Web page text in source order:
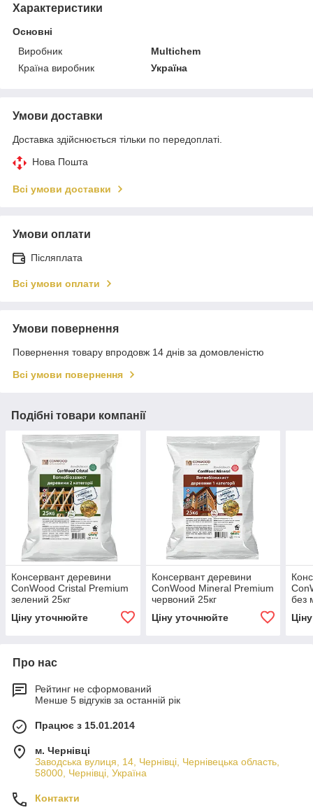
Характеристики
Основні
Виробник
Multichem
Країна виробник
Україна
Умови доставки
Доставка здійснюється тільки по передоплаті.
Нова Пошта
Всі умови доставки
Умови оплати
Післяплата
Всі умови оплати
Умови повернення
Повернення товару впродовж 14 днів за домовленістю
Всі умови повернення
Подібні товари компанії
Консервант деревини
ConWood Cristal Premium
зелений 25кг
Ціну уточнюйте
Консервант деревини
ConWood Mineral Premium
червоний 25кг
Ціну уточнюйте
без
Про нас
Рейтинг не сформований
Менше 5 відгуків за останній рік
Працює з 15.01.2014
м. Чернівці
Заводська вулиця, 14, Чернівці, Чернівецька область,
58000, Чернівці, Україна
Контакти